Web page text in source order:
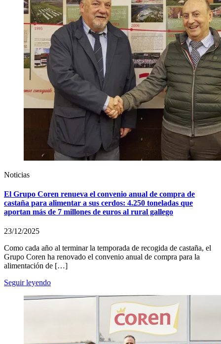
Noticias
El Grupo Coren renueva el convenio anual de compra de
castaña para alimentar a sus cerdos: 4.250 toneladas que
aportan más de 7 millones de euros al rural gallego
23/12/2025
Como cada año al terminar la temporada de recogida de castaña, el
Grupo Coren ha renovado el convenio anual de compra para la
alimentación de […]
Seguir leyendo